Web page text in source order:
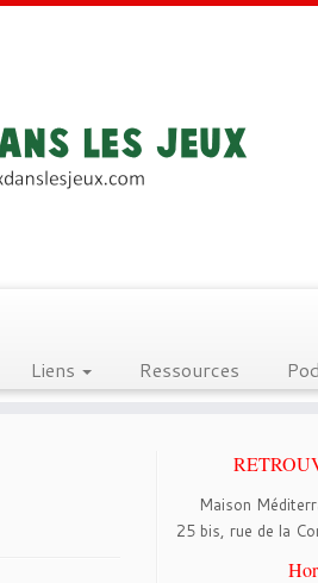
Liens Ressources
Maison
25 bis, rue de la